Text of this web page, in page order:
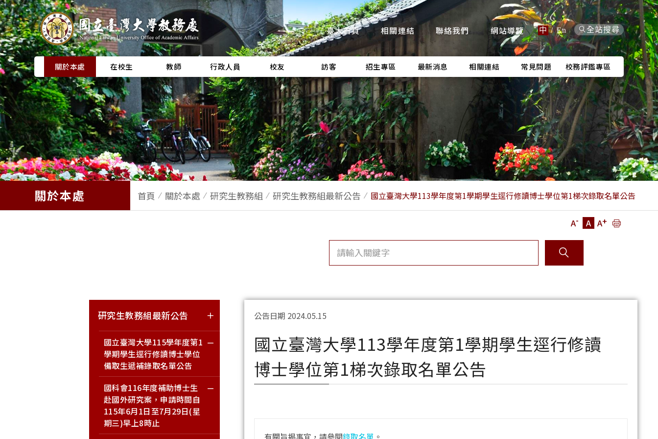
臺大首頁 相關連結 聯絡我們 網站導覽 中 / En 全站搜尋
關於本處 在校生 教師 行政人員 校友 訪客 招生專區 最新消息 相關連結 常見問題 校務評鑑專區
關於本處 首頁 關於本處 研究生教務組 研究生教務組最新公告 國立臺灣大學113學年度第1學期學生逕行修讀博士學位第1梯次錄取名單公告
A- A A+
研究生教務組最新公告
國立臺灣大學115學年度第1
學期學生逕行修讀博士學位
備取生遞補錄取名單公告
國科會116年度補助博士生
赴國外研究案，申請時間自
115年6月1日至7月29日(星
期三)早上8時止
公告日期 2024.05.15
國立臺灣大學113學年度第1學期學生逕行修讀
博士學位第1梯次錄取名單公告
有關旨揭事宜，請參閱錄取名單 。